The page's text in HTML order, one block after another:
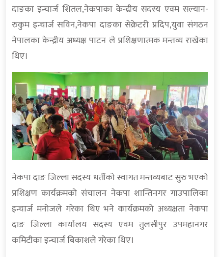
दाङका इन्चार्ज शितल,नेकपाका केन्द्रीय सदस्य एवम सल्यान-
रुकुम इन्चार्ज सविन,नेकपा दाङका सेक्रेटरी प्रदिप,युवा संगठन
नेपालका केन्द्रीय अध्यक्ष पाटन ले प्रशिक्षणात्मक मन्तव्य राखेका
थिए।
नेकपा दाङ जिल्ला सदस्य धर्तीको स्वागत मन्तव्यबाट सुरु भएको
प्रशिक्षण कार्यक्रमको संचालन नेकपा शान्तिनगर गाउपालिका
इन्चार्ज मनोजले गरेका थिए भने कार्यक्रमको अध्यक्षता नेकपा
दाङ जिल्ला कार्यालय सदस्य एवम तुलसीपुर उपमहानगर
कमिटीका इन्चार्ज बिकाशले गरेका थिए।